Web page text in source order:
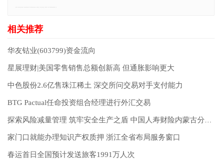
华友钴业(603799)资金流向
星展理财|美国零售销售总额创新高 但通胀影响更大
中色股份2.6亿售珠江稀土 深交所问交易对手支付能力
BTG Pactual任命投资组合经理进行外汇交易
家门口就能办理知识产权质押 浙江全省布局服务窗口
春运首日全国预计发送旅客1991万人次